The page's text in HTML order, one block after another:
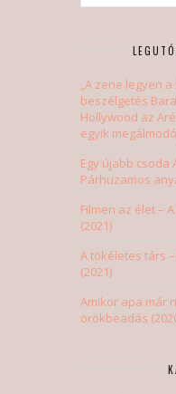
„A zene legyen
beszélgetés
Hollywood az
egyik
Egy újabb csoda
Párhuzamos
Filmen az élet –
(2021)
A tökéletes társ
(2021)
Amikor apa már
örökbeadás